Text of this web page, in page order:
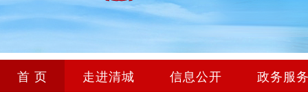
首 页 走进清城 信息公开 政务服